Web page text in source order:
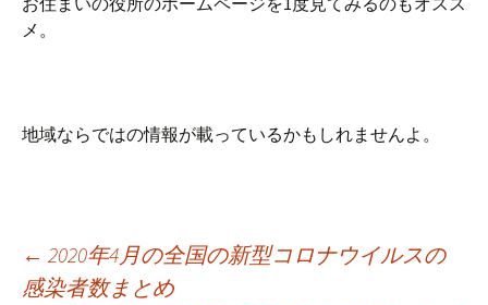
メ。
地域ならではの情報が載っているかもしれませんよ。
投
← 2020年4月の全国の新型コロナウイルスの
感染者数まとめ